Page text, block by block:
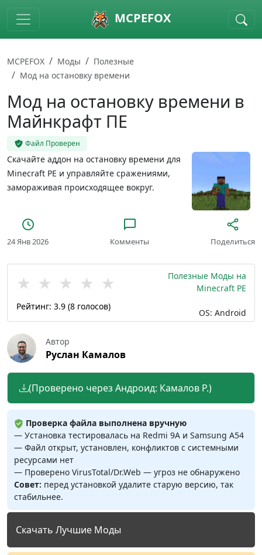
Skip to main content MCPEFOX
MCPEFOX Моды
Полезные
Мод на остановку времени
Мод на остановку времени в
Майнкрафт ПЕ
Файл Проверен
Скачайте аддон на остановку времени для
Minecraft PE и управляйте сражениями,
замораживая происходящее вокруг.
24 Янв 2026 Комменты Поделиться
★ ★ ★ ★ ★
Рейтинг: 3.9 (8 голосов)
Полезные Моды на
Minecraft PE
OS: Android
Автор
Руслан Камалов
(Проверено через Андроид: Камалов Р.)
Проверка файла выполнена вручную
— Установка тестировалась на Redmi 9A и Samsung A54
— Файл открыт, установлен, конфликтов с системными
ресурсами нет
— Проверено VirusTotal/Dr.Web — угроз не обнаружено
Совет: перед установкой удалите старую версию, так
стабильнее.
Скачать Лучшие Моды